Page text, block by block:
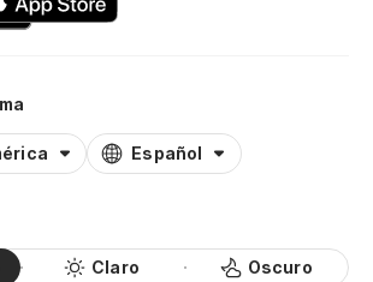
Español
Claro Oscuro